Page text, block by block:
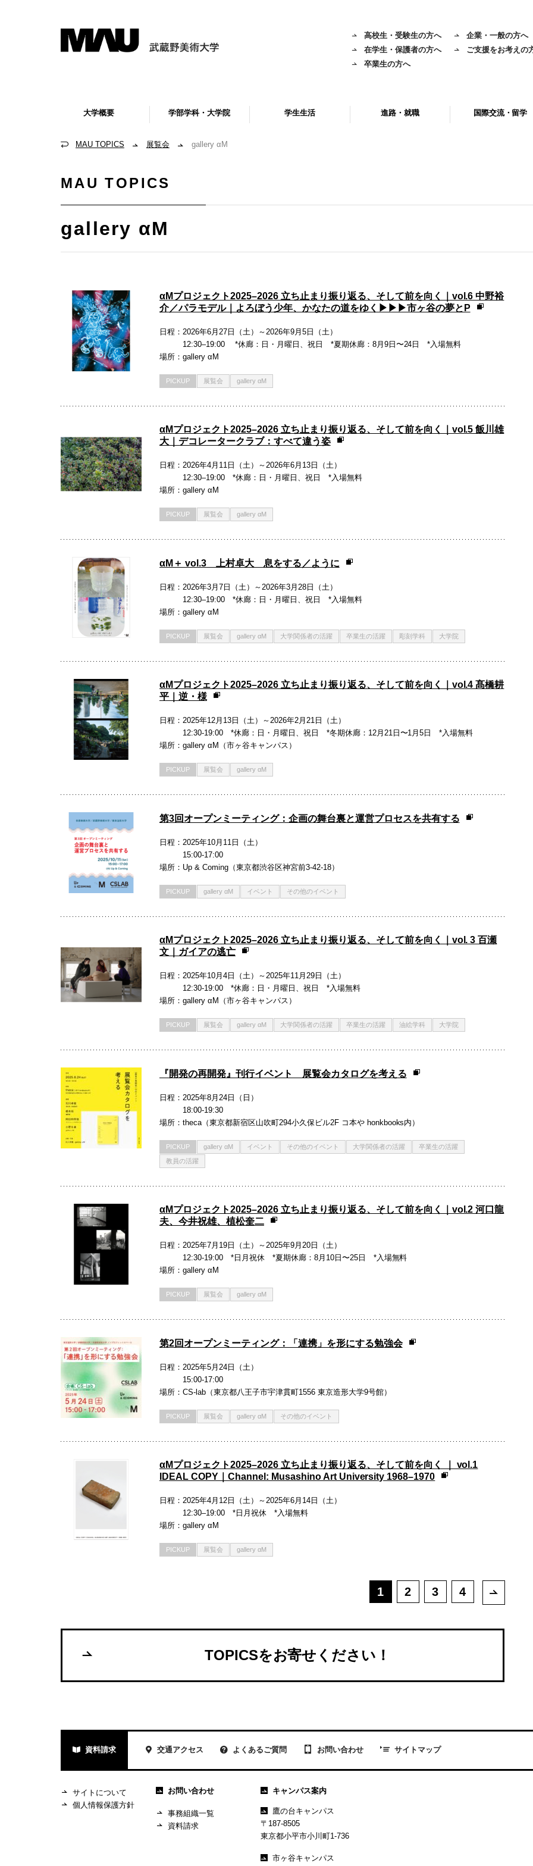
高校生・受験生の方へ
在学生・保護者の方へ
卒業生の方へ
企業・一般の方へ
ご支援をお考えの
大学概要 学部学科・大学院 学生生活 進路・就職 国際交流・留学
MAU TOPICS 展覧会 gallery αM
MAU TOPICS
gallery αM
αMプロジェクト2025–2026 立ち止まり振り返る、そして前を向く｜vol.6 中野裕
介／パラモデル｜よろぼう少年、かなたの道をゆく▶︎▶︎▶︎市ヶ谷の夢とP
日程
2026年6月27日（土）～2026年9月5日（土）
12:30–19:00 *休廊：日・月曜日、祝日 *夏期休廊：8月9日〜24日 *入場無料
場所
gallery αM
PICKUP 展覧会 gallery αM
αMプロジェクト2025–2026 立ち止まり振り返る、そして前を向く｜vol.5 飯川雄
大｜デコレータークラブ：すべて違う姿
日程
2026年4月11日（土）～2026年6月13日（土）
12:30–19:00 *休廊：日・月曜日、祝日 *入場無料
場所
gallery αM
PICKUP 展覧会 gallery αM
αM＋ vol.3 上村卓大 息をする／ように
日程
2026年3月7日（土）～2026年3月28日（土）
12:30–19:00 *休廊：日・月曜日、祝日 *入場無料
場所
gallery αM
PICKUP 展覧会 gallery αM 大学関係者の活躍 卒業生の活躍 彫刻学科 大学院
αMプロジェクト2025–2026 立ち止まり振り返る、そして前を向く｜vol.4 髙橋耕
平｜逆・様
日程
2025年12月13日（土）～2026年2月21日（土）
12:30-19:00 *休廊：日・月曜日、祝日 *冬期休廊：12月21日〜1月5日 *入場無料
場所
gallery αM（市ヶ谷キャンパス）
PICKUP 展覧会 gallery αM
第3回オープンミーティング：企画の舞台裏と運営プロセスを共有する
日程
2025年10月11日（土）
15:00-17:00
場所
Up & Coming（東京都渋谷区神宮前3-42-18）
PICKUP gallery αM イベント その他のイベント
αMプロジェクト2025–2026 立ち止まり振り返る、そして前を向く｜vol. 3 百瀬
文｜ガイアの逃亡
日程
2025年10月4日（土）～2025年11月29日（土）
12:30-19:00 *休廊：日・月曜日、祝日 *入場無料
場所
gallery αM（市ヶ谷キャンパス）
PICKUP 展覧会 gallery αM 大学関係者の活躍 卒業生の活躍 油絵学科 大学院
『開発の再開発』刊行イベント 展覧会カタログを考える
日程
2025年8月24日（日）
18:00-19:30
場所
theca（東京都新宿区山吹町294小久保ビル2F コ本や honkbooks内）
PICKUP gallery αM イベント その他のイベント 大学関係者の活躍
卒業生の活躍
教員の活躍
αMプロジェクト2025–2026 立ち止まり振り返る、そして前を向く｜vol.2 河口龍
夫、今井祝雄、植松奎二
日程
2025年7月19日（土）～2025年9月20日（土）
12:30-19:00 *日月祝休 *夏期休廊：8月10日〜25日 *入場無料
場所
gallery αM
PICKUP 展覧会 gallery αM
第2回オープンミーティング：「連携」を形にする勉強会
日程
2025年5月24日（土）
15:00-17:00
場所
CS-lab（東京都八王子市宇津貫町1556 東京造形大学9号館）
PICKUP 展覧会 gallery αM その他のイベント
αMプロジェクト2025–2026 立ち止まり振り返る、そして前を向く ｜ vol.1
IDEAL COPY｜Channel: Musashino Art University 1968–1970
日程
2025年4月12日（土）～2025年6月14日（土）
12:30–19:00 *日月祝休 *入場無料
場所
gallery αM
PICKUP 展覧会 gallery αM
1 2 3 4 次ページ
TOPICSをお寄せください！
資料請求 交通アクセス よくあるご質問 お問い合わせ
サイトマップ
サイトについて
個人情報保護方針
お問い合わせ
事務組織一覧
資料請求
キャンパス案内
鷹の台キャンパス
〒187-8505
東京都小平市小川町1-736
市ヶ谷キャンパス